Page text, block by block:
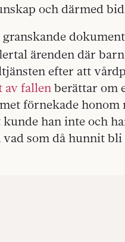
och därmed
ärenden där
efter att
av fallen berättar om
förnekade
han inte och
vad som då hunnit